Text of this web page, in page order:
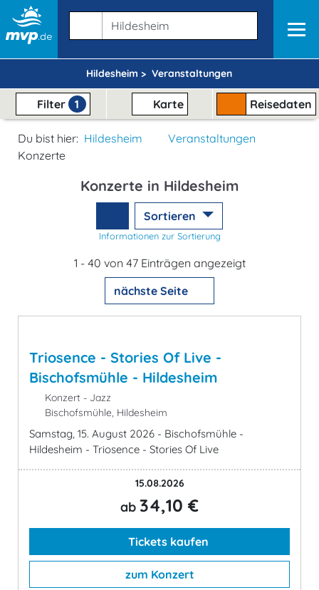
Hildesheim > Veranstaltungen
Filter 1 Karte Reisedaten
Du bist hier: Hildesheim
Veranstaltungen
Konzerte
Konzerte in Hildesheim
Sortieren
Informationen zur Sortierung
1 - 40 von 47 Einträgen angezeigt
nächste Seite
Triosence - Stories Of Live -
Bischofsmühle - Hildesheim
Konzert - Jazz
Bischofsmühle, Hildesheim
Samstag, 15. August 2026 - Bischofsmühle -
Hildesheim - Triosence - Stories Of Live
15.08.2026
ab 34,10 €
Tickets kaufen
zum Konzert